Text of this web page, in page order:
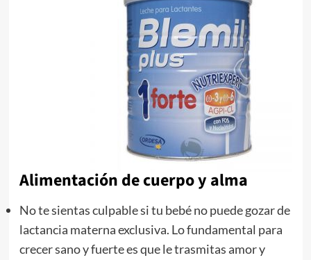
Alimentación de cuerpo y alma
No te sientas culpable si tu bebé no puede gozar de
lactancia materna exclusiva. Lo fundamental para
crecer sano y fuerte es que le trasmitas amor y